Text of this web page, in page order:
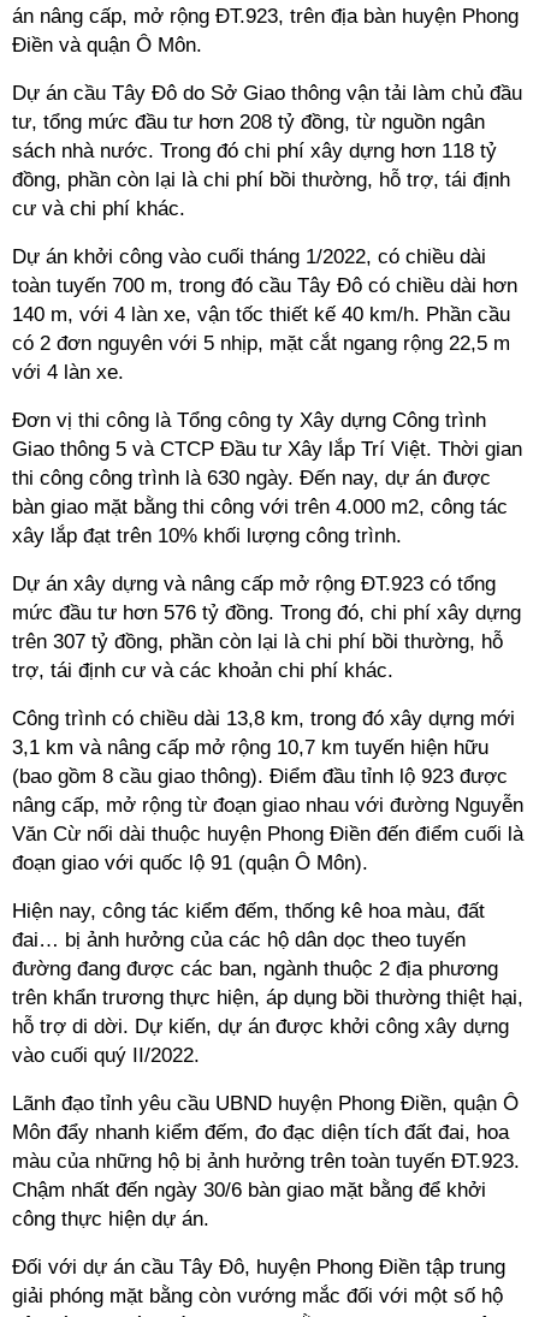
án nâng cấp, mở rộng ĐT.923, trên địa bàn huyện Phong
Ðiền và quận Ô Môn.
Dự án cầu Tây Ðô do Sở Giao thông vận tải làm chủ đầu
tư, tổng mức đầu tư hơn 208 tỷ đồng, từ nguồn ngân
sách nhà nước. Trong đó chi phí xây dựng hơn 118 tỷ
đồng, phần còn lại là chi phí bồi thường, hỗ trợ, tái định
cư và chi phí khác.
Dự án khởi công vào cuối tháng 1/2022, có chiều dài
toàn tuyến 700 m, trong đó cầu Tây Ðô có chiều dài hơn
140 m, với 4 làn xe, vận tốc thiết kế 40 km/h. Phần cầu
có 2 đơn nguyên với 5 nhịp, mặt cắt ngang rộng 22,5 m
với 4 làn xe.
Ðơn vị thi công là Tổng công ty Xây dựng Công trình
Giao thông 5 và CTCP Đầu tư Xây lắp Trí Việt. Thời gian
thi công công trình là 630 ngày. Ðến nay, dự án được
bàn giao mặt bằng thi công với trên 4.000 m2, công tác
xây lắp đạt trên 10% khối lượng công trình.
Dự án xây dựng và nâng cấp mở rộng ĐT.923 có tổng
mức đầu tư hơn 576 tỷ đồng. Trong đó, chi phí xây dựng
trên 307 tỷ đồng, phần còn lại là chi phí bồi thường, hỗ
trợ, tái định cư và các khoản chi phí khác.
Công trình có chiều dài 13,8 km, trong đó xây dựng mới
3,1 km và nâng cấp mở rộng 10,7 km tuyến hiện hữu
(bao gồm 8 cầu giao thông). Ðiểm đầu tỉnh lộ 923 được
nâng cấp, mở rộng từ đoạn giao nhau với đường Nguyễn
Văn Cừ nối dài thuộc huyện Phong Ðiền đến điểm cuối là
đoạn giao với quốc lộ 91 (quận Ô Môn).
Hiện nay, công tác kiểm đếm, thống kê hoa màu, đất
đai… bị ảnh hưởng của các hộ dân dọc theo tuyến
đường đang được các ban, ngành thuộc 2 địa phương
trên khẩn trương thực hiện, áp dụng bồi thường thiệt hại,
hỗ trợ di dời. Dự kiến, dự án được khởi công xây dựng
vào cuối quý II/2022.
Lãnh đạo tỉnh yêu cầu UBND huyện Phong Ðiền, quận Ô
Môn đẩy nhanh kiểm đếm, đo đạc diện tích đất đai, hoa
màu của những hộ bị ảnh hưởng trên toàn tuyến ĐT.923.
Chậm nhất đến ngày 30/6 bàn giao mặt bằng để khởi
công thực hiện dự án.
Ðối với dự án cầu Tây Ðô, huyện Phong Ðiền tập trung
giải phóng mặt bằng còn vướng mắc đối với một số hộ